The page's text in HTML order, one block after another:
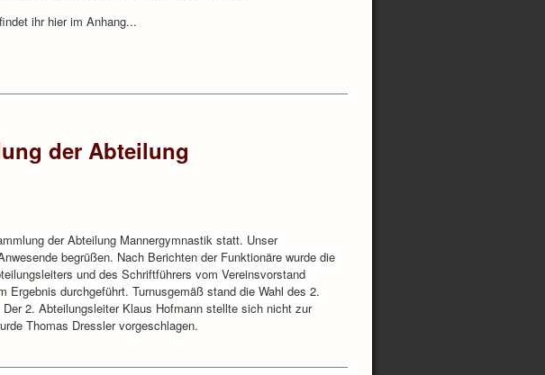
ihr hier im Anhang...
der Abteilung
der Abteilung Mannergymnastik statt. Unser
begrüßen. Nach Berichten der Funktionäre wurde die
und des Schriftführers vom Vereinsvorstand
Ergebnis durchgeführt. Turnusgemäß stand die Wahl des 2.
2. Abteilungsleiter Klaus Hofmann stellte sich nicht zur
Thomas Dressler vorgeschlagen.